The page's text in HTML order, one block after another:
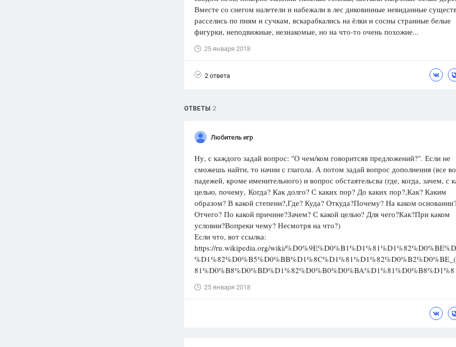
1752
Олимпиады
Spotlight
280 ответов
Цветков Л. А.
Психология
Вместе со снегом налетели и набежали в лес диковинные невиданные
расселись по пням и сучкам, вскарабкались на ёлки и сосны странные белые
фигурки, неподвижные, незнакомые, но на что-то очень похожие...
25 января 2018
2 ответа
ОТВЕТЫ 2
Любитель игр
Ну, с каждого задай вопрос: "О чем/ком говоритсяв предложений?". Если не
сможешь найти, то начни с глагола. А потом задай вопрос дополнения (все
падежей, кроме именительного) и вопрос обстаятельсва (где, когда, зачем, с
целью, почему, Когда? Как долго? С каких пор? До каких пор?,Как? Каким
образом? В какой степени?,Где? Куда? Откуда?Почему? На каком
Отчего? По какой причине?Зачем? С какой целью? Для чего?Как?При каком
условии?Вопреки чему? Несмотря на что?)
Если что, вот ссылка:
https://ru.wikipedia.org/wiki/
25 января 2018